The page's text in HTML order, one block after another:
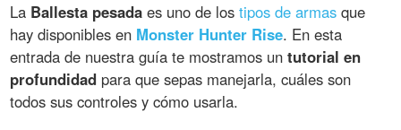
La Ballesta pesada es uno de lostipos de armas que
hay disponibles en Monster Hunter Rise. En esta
entrada de nuestra guía te mostramos untutorial en
profundidad para que sepas manejarla, cuáles son
todos sus controles y cómo usarla.